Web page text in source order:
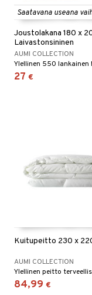
Saatavana useana
Joustolakana 180 x
Laivastonsininen
AUMI COLLECTION
27 €
Kuitupeitto 230 x
AUMI COLLECTION
84,99 €